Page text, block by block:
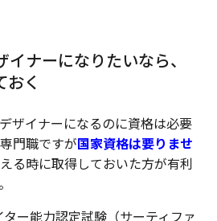
ナーになりたいなら、
おく
ザイナーになるのに資格は必要
門職ですが国家資格は要りませ
る時に取得しておいた方が有利
ー能力認定試験（サーティファ